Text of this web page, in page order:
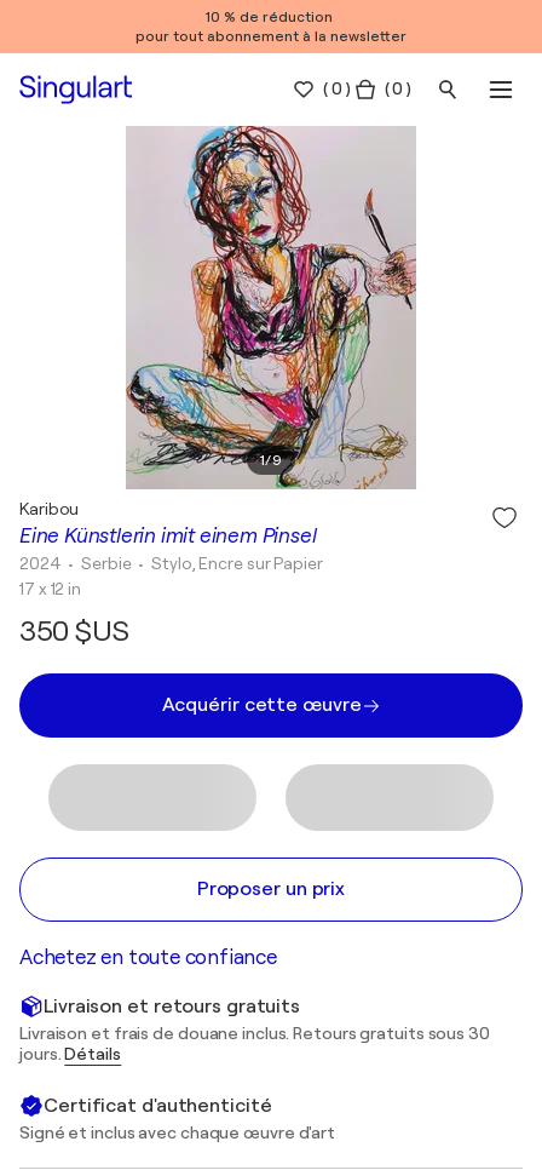
10 % de réduction
pour tout abonnement à la newsletter
(0 ) ( 0 )
1/9
Eine Künstlerin imit einem Pinsel
Karibou
2024 • Serbie •Stylo, Encre sur Papier
17 x 12 in
350 $US
Acquérir cette œuvre
Proposer un prix
Achetez en toute confiance
Livraison et retours gratuits
Livraison et frais de douane inclus. Retours gratuits sous 30
jours.Détails
Certificat d'authenticité
Signé et inclus avec chaque œuvre d'art